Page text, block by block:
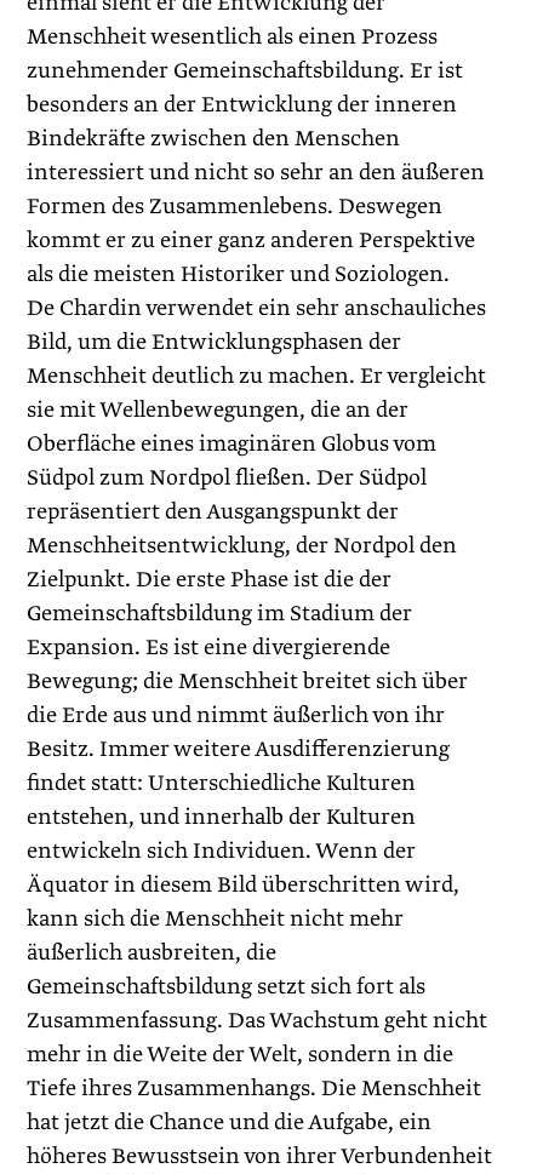
Menschheit wesentlich als einen Prozess
zunehmender Gemeinschaftsbildung. Er ist
besonders an der Entwicklung der inneren
Bindekräfte zwischen den Menschen
interessiert und nicht so sehr an den äußeren
Formen des Zusammenlebens. Deswegen
kommt er zu einer ganz anderen Perspektive
als die meisten Historiker und Soziologen.
De Chardin verwendet ein sehr anschauliches
Bild, um die Entwicklungsphasen der
Menschheit deutlich zu machen. Er vergleicht
sie mit Wellenbewegungen, die an der
Oberfläche eines imaginären Globus vom
Südpol zum Nordpol fließen. Der Südpol
repräsentiert den Ausgangspunkt der
Menschheitsentwicklung, der Nordpol den
Zielpunkt. Die erste Phase ist die der
Gemeinschaftsbildung im Stadium der
Expansion. Es ist eine diver­gierende
Bewegung; die Menschheit breitet sich über
die Erde aus und nimmt äußerlich von ihr
Besitz. Immer weitere Ausdifferenzierung
findet statt: Unterschiedliche Kulturen
entstehen, und innerhalb der Kulturen
entwickeln sich Individuen. Wenn der
Äquator in diesem Bild überschritten wird,
kann sich die Menschheit nicht mehr
äußerlich ausbreiten, die
Gemeinschaftsbildung setzt sich fort als
Zusammenfassung. Das Wachstum geht nicht
mehr in die Weite der Welt, sondern in die
Tiefe ihres Zusammenhangs. Die Menschheit
hat jetzt die Chance und die Aufgabe, ein
höheres Bewusstsein von ihrer Verbundenheit